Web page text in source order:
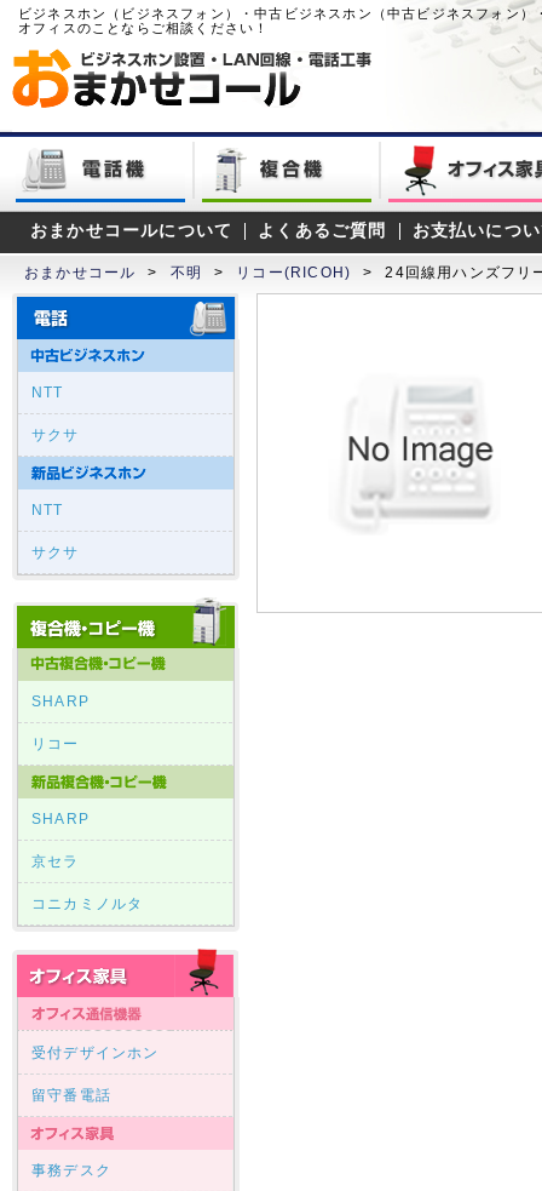
ビジネスホン（ビジネスフォン）・中古ビジネスホン（中古ビジネスフォン
オフィスのことならご相談ください！
おまかせコールについて よくあるご質問 お支払いにつ
おまかせコール > 不明 > リコー(RICOH) > 24回線用ハンズフリ
NTT
サクサ
NTT
サクサ
SHARP
リコー
SHARP
京セラ
コニカミノルタ
受付デザインホン
留守番電話
事務デスク